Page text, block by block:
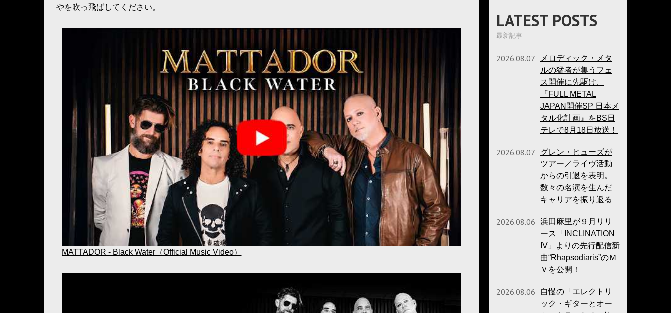
やを吹っ飛ばしてください。
MATTADOR - Black Water（Official Music Video）
LATEST POSTS
最新記事
2026.08.07
メロディック・メタ
ルの猛者が集うフェ
ス開催に先駆け、
『FULL METAL
JAPAN開催SP 日本メ
タル化計画』をBS日
テレで8月18日放送！
2026.08.07
グレン・ヒューズが
ツアー／ライヴ活動
からの引退を表明。
数々の名演を生んだ
キャリアを振り返る
2026.08.06
浜田麻里が９月リリ
ース「INCLINATION
IV」よりの先行配信新
曲“Rhapsodiaris”のＭ
Ｖを公開！
2026.08.06
自慢の「エレクトリ
ック・ギターとオー